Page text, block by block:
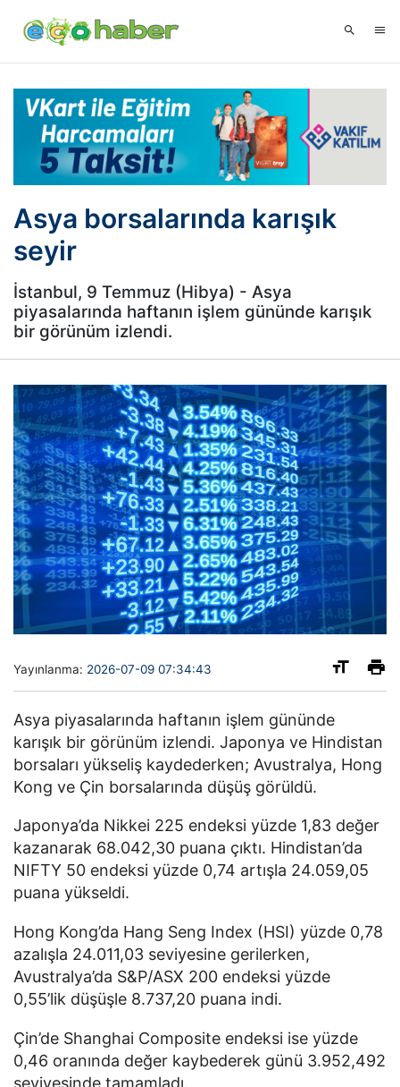
Asya borsalarında karışık
seyir
İstanbul, 9 Temmuz (Hibya) - Asya
piyasalarında haftanın işlem gününde karışık
bir görünüm izlendi.
Yayınlanma: 2026-07-09 07:34:43
Asya piyasalarında haftanın işlem gününde
karışık bir görünüm izlendi. Japonya ve Hindistan
borsaları yükseliş kaydederken; Avustralya, Hong
Kong ve Çin borsalarında düşüş görüldü.
Japonya’da Nikkei 225 endeksi yüzde 1,83 değer
kazanarak 68.042,30 puana çıktı. Hindistan’da
NIFTY 50 endeksi yüzde 0,74 artışla 24.059,05
puana yükseldi.
Hong Kong’da Hang Seng Index (HSI) yüzde 0,78
azalışla 24.011,03 seviyesine gerilerken,
Avustralya’da S&P/ASX 200 endeksi yüzde
0,55’lik düşüşle 8.737,20 puana indi.
Çin’de Shanghai Composite endeksi ise yüzde
0,46 oranında değer kaybederek günü 3.952,492
seviyesinde tamamladı.